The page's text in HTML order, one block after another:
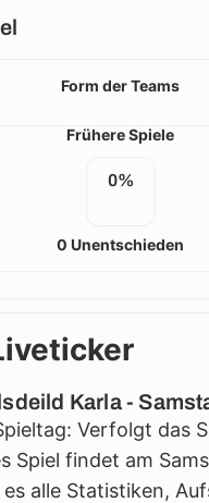
Form der Teams
Frühere Spiele
0%
0 Unentschieden
Karla -
Verfolgt das
Spiel findet am
alle Statistiken,